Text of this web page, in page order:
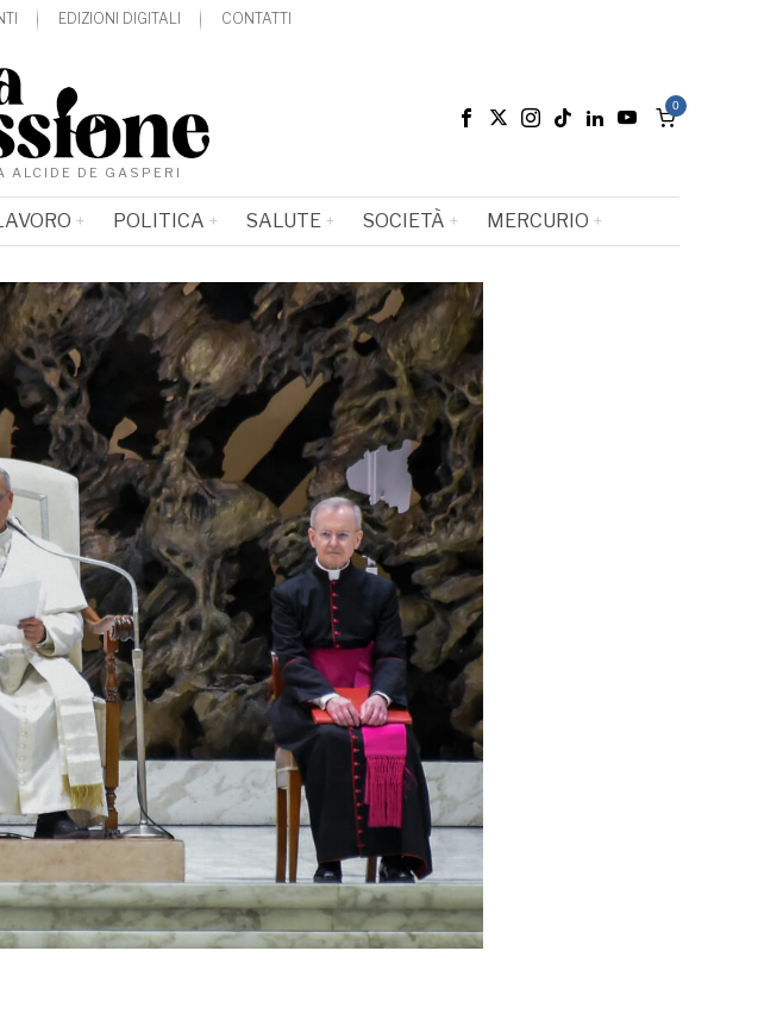
EDIZIONI DIGITALI CONTATTI
ALCIDE DE GASPERI
0
POLITICA SALUTE SOCIETÀ MERCURIO